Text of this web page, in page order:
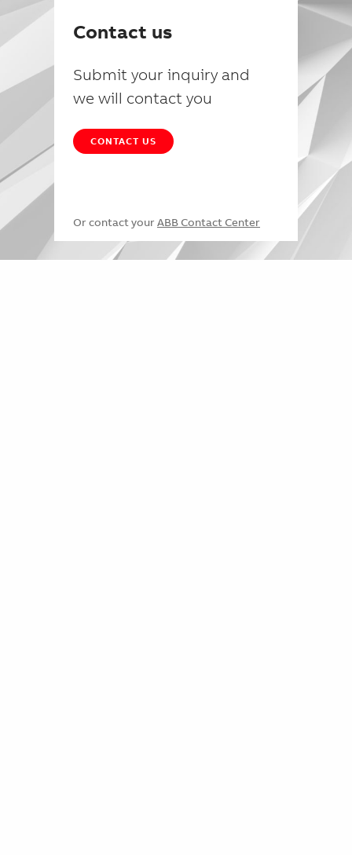
Contact us
Submit your inquiry and
we will contact you
CONTACT US
Or contact your ABB Contact Center